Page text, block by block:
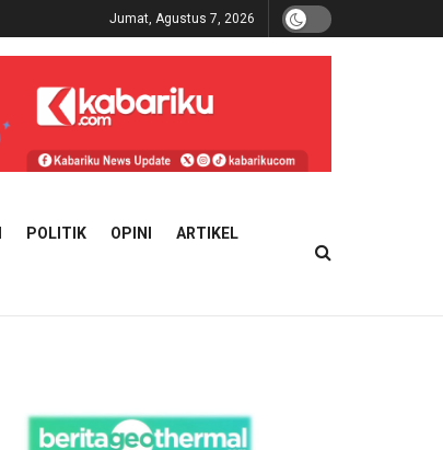
Jumat, Agustus 7, 2026
POLITIK OPINI ARTIKEL